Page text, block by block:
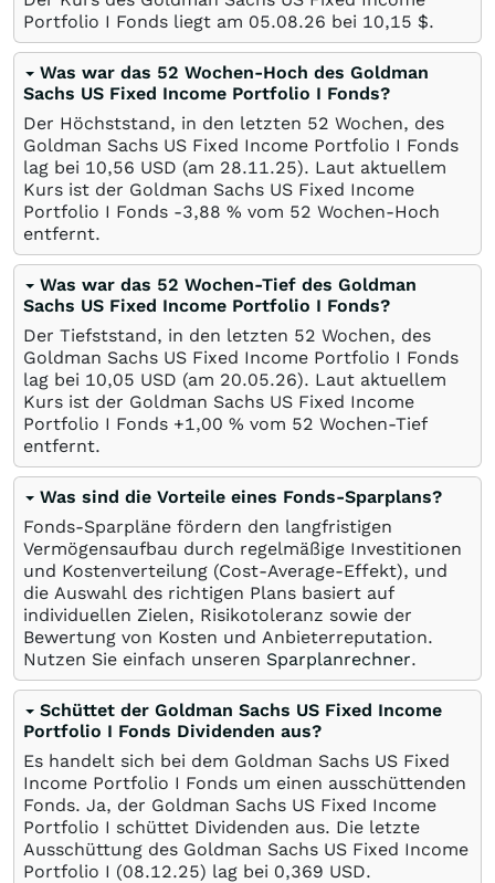
Portfolio I Fonds liegt am 05.08.26 bei 10,15 $.
Was war das 52 Wochen-Hoch des Goldman
Sachs US Fixed Income Portfolio I Fonds?
Der Höchststand, in den letzten 52 Wochen, des
Goldman Sachs US Fixed Income Portfolio I Fonds
lag bei 10,56 USD (am 28.11.25). Laut aktuellem
Kurs ist der Goldman Sachs US Fixed Income
Portfolio I Fonds -3,88 % vom 52 Wochen-Hoch
entfernt.
Was war das 52 Wochen-Tief des Goldman
Sachs US Fixed Income Portfolio I Fonds?
Der Tiefststand, in den letzten 52 Wochen, des
Goldman Sachs US Fixed Income Portfolio I Fonds
lag bei 10,05 USD (am 20.05.26). Laut aktuellem
Kurs ist der Goldman Sachs US Fixed Income
Portfolio I Fonds +1,00 % vom 52 Wochen-Tief
entfernt.
Was sind die Vorteile eines Fonds-Sparplans?
Fonds-Sparpläne fördern den langfristigen
Vermögensaufbau durch regelmäßige Investitionen
und Kostenverteilung (Cost-Average-Effekt), und
die Auswahl des richtigen Plans basiert auf
individuellen Zielen, Risikotoleranz sowie der
Bewertung von Kosten und Anbieterreputation.
Nutzen Sie einfach unseren Sparplanrechner.
Schüttet der Goldman Sachs US Fixed Income
Portfolio I Fonds Dividenden aus?
Es handelt sich bei dem Goldman Sachs US Fixed
Income Portfolio I Fonds um einen ausschüttenden
Fonds. Ja, der Goldman Sachs US Fixed Income
Portfolio I schüttet Dividenden aus. Die letzte
Ausschüttung des Goldman Sachs US Fixed Income
Portfolio I (08.12.25) lag bei 0,369 USD.